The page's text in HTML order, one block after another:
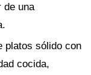
de una
platos sólido con
cocida,